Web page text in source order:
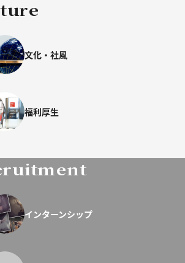
文化・社風
福利厚生
インターンシップ